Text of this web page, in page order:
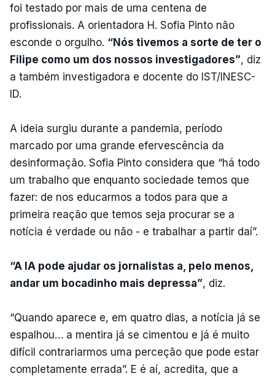
foi testado por mais de uma centena de
profissionais. A orientadora H. Sofia Pinto não
esconde o orgulho. “Nós tivemos a sorte de ter o
Filipe como um dos nossos investigadores”, diz
a também investigadora e docente do IST/INESC-
ID.
A ideia surgiu durante a pandemia, período
marcado por uma grande efervescência da
desinformação. Sofia Pinto considera que “há todo
um trabalho que enquanto sociedade temos que
fazer: de nos educarmos a todos para que a
primeira reação que temos seja procurar se a
notícia é verdade ou não - e trabalhar a partir daí”.
“A IA pode ajudar os jornalistas a, pelo menos,
andar um bocadinho mais depressa”, diz.
“Quando aparece e, em quatro dias, a notícia já se
espalhou… a mentira já se cimentou e já é muito
difícil contrariarmos uma perceção que pode estar
completamente errada”. E é aí, acredita, que a